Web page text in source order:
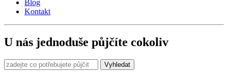
Blog
Kontakt
U nás jednoduše půjčíte cokoliv
Vyhledat